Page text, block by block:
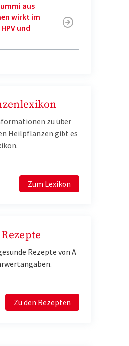
aus
wirkt im
und
zu über
Heilpflanzen gibt es
Zum Lexikon
Rezepte von A
Zu den Rezepten